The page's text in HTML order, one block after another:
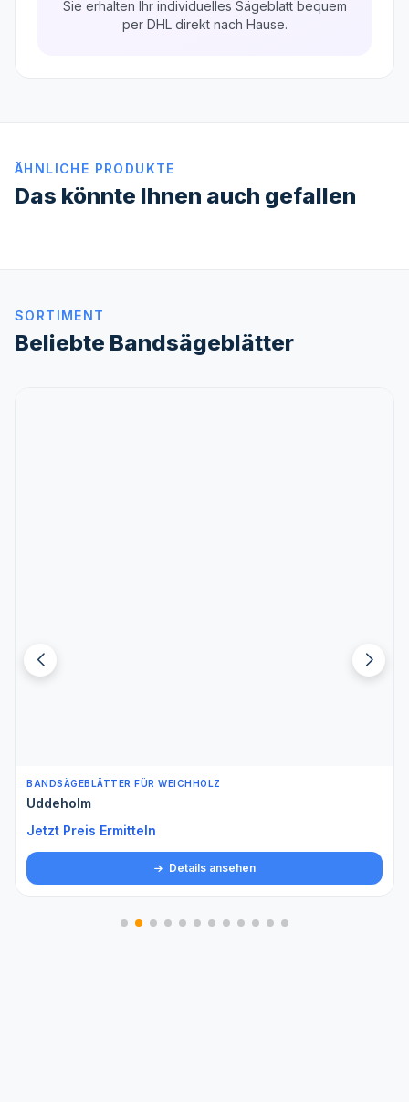
Sie erhalten Ihr individuelles Sägeblatt bequem
per DHL direkt nach Hause.
ÄHNLICHE PRODUKTE
Das könnte Ihnen auch gefallen
SORTIMENT
Beliebte Bandsägeblätter
BANDSÄGEBLÄTTER FÜR WEICHHOLZ
Uddeholm
Jetzt Preis Ermitteln
Details ansehen